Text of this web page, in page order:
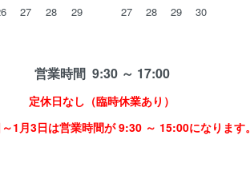
27 28
29
27
28 29 30
営業時間 9:30 ～ 17:00
定休日なし（臨時休業あり）
1月3日は営業時間が 9:30 ～ 15:00になります。